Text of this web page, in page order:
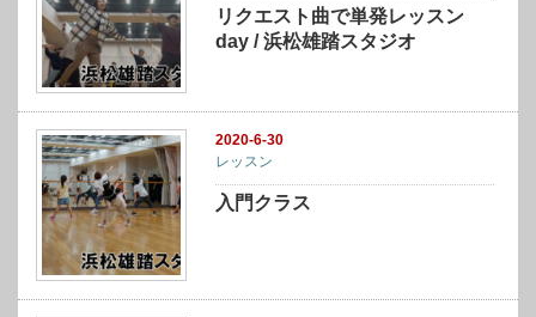
リクエスト曲で単発レッスン
day / 浜松雄踏スタジオ
2020-6-30
レッスン
入門クラス